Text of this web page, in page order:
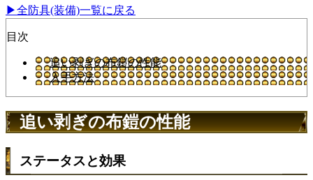
▶全防具(装備)一覧に戻る
目次
追い剥ぎの布鎧の性能
入手方法
追い剥ぎの布鎧の性能
ステータスと効果